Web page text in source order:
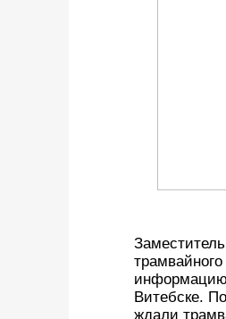
информацию
Витебске.
ждали